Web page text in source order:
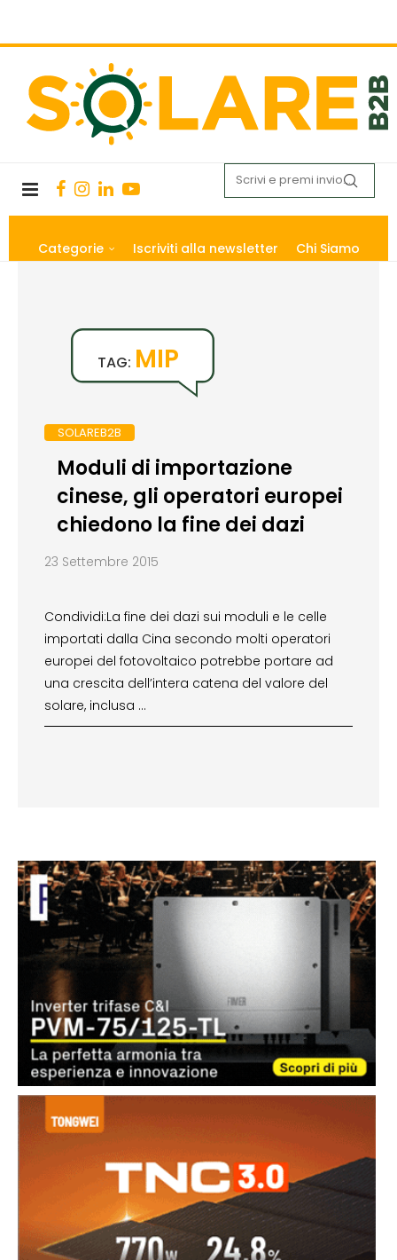
Categorie Iscriviti alla newsletter Chi Siamo
TAG: MIP
SOLAREB2B
Moduli di importazione
cinese, gli operatori europei
chiedono la fine dei dazi
23 Settembre 2015
Condividi:La fine dei dazi sui moduli e le celle
importati dalla Cina secondo molti operatori
europei del fotovoltaico potrebbe portare ad
una crescita dell’intera catena del valore del
solare, inclusa …